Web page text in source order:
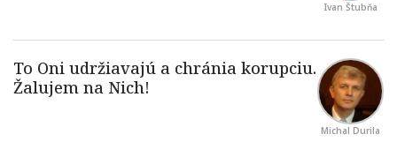
Ivan Štubňa
Michal Durila